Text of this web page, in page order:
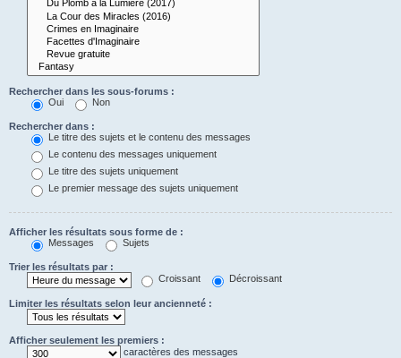
Rechercher dans les sous-forums :
Oui
Non
Rechercher dans :
Le titre des sujets et le contenu des messages
Le contenu des messages uniquement
Le titre des sujets uniquement
Le premier message des sujets uniquement
Afficher les résultats sous forme de :
Messages
Sujets
Trier les résultats par :
Croissant
Décroissant
Limiter les résultats selon leur ancienneté :
Afficher seulement les premiers :
caractères des messages